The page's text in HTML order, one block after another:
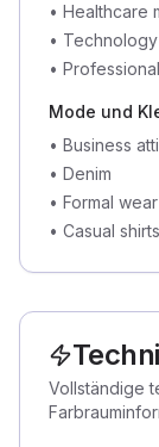
• Healthcare
•
•
Mode und
• Business
• Denim
• Formal wear
• Casual shirts
Vollständige